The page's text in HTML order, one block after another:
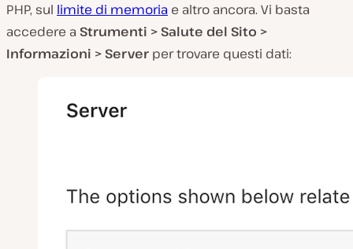
PHP, sul limite di memoria e altro ancora. Vi basta
accedere a Strumenti > Salute del Sito >
Informazioni > Server per trovare questi dati: